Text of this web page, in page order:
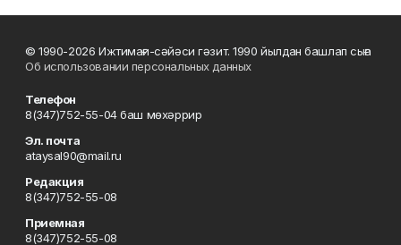
© 1990-2026 Ижтимағи-сәйәси гәзит. 1990 йылдан башлап сыға
Об использовании персональных данных
Телефон
8(347)752-55-04 баш мөхәррир
Эл. почта
ataysal90@mail.ru
Редакция
8(347)752-55-08
Приемная
8(347)752-55-08